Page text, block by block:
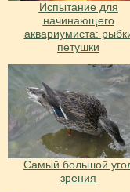
Испытание для
начинающего
аквариумиста:
петушки
Cамый большой
зрения